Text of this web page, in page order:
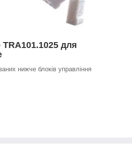
для
нижче блоків управління